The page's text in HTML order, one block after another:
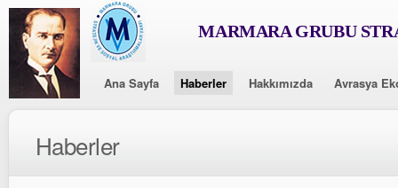
MARMARA GRUBU
Ana Sayfa Haberler Hakkımızda Avrasya
Haberler